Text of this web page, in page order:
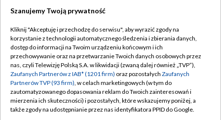
TVP
Abonament TVP
Emisja w TVP
Centrum informacji TVP
Naziemna Telewizja Cyfrowa
Regulamin TVP
Polityka prywatności
Moje zgody
Pomoc
Szanujemy Twoją prywatność
Kliknij "Akceptuję i przechodzę do serwisu", aby wyrazić zgody na
korzystanie z technologii automatycznego śledzenia i zbierania danych,
dostęp do informacji na Twoim urządzeniu końcowym i ich
przechowywanie oraz na przetwarzanie Twoich danych osobowych przez
nas, czyli Telewizję Polską S.A. w likwidacji (zwaną dalej również „TVP”),
Zaufanych Partnerów z IAB* (1201 firm) oraz pozostałych Zaufanych
Partnerów TVP (93 firm), w celach marketingowych (w tym do
zautomatyzowanego dopasowania reklam do Twoich zainteresowań i
mierzenia ich skuteczności) i pozostałych, które wskazujemy poniżej, a
także zgody na udostępnianie przez nas identyfikatora PPID do Google.